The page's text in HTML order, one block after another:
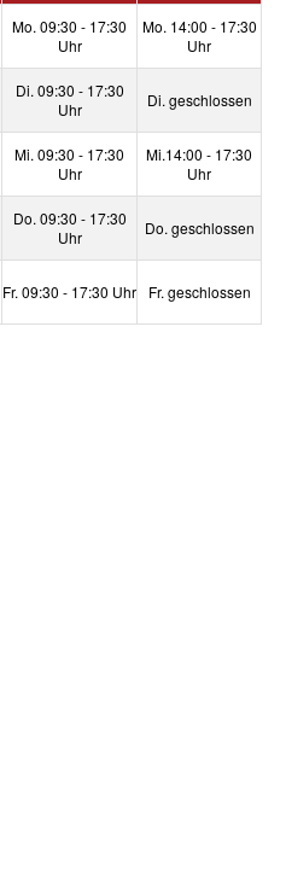
Mo. 09:30 - 17:30
Uhr
Mo. 14:00 - 17:30
Uhr
Di. 09:30 - 17:30
Uhr
Di. geschlossen
Mi. 09:30 - 17:30
Uhr
Mi.14:00 - 17:30
Uhr
Do. 09:30 - 17:30
Uhr
Do. geschlossen
Fr. 09:30 - 17:30 Uhr Fr. geschlossen